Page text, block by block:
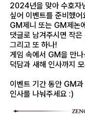
2024년을 맞아 수호자
싶어 이벤트를 준비했어
GM제니 또는 GM제논
댓글로 남겨주시면 작
그리고 또 하나!
게임 속에서 GM을 만
덕담과 새해 인사까지
이벤트 기간 동안 GM
인사를 나눠주세요 :)